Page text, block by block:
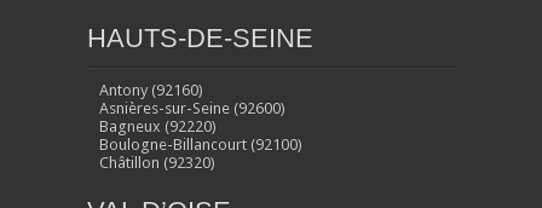
HAUTS-DE-SEINE
Antony (92160)
Asnières-sur-Seine (92600)
Bagneux (92220)
Boulogne-Billancourt (92100)
Châtillon (92320)